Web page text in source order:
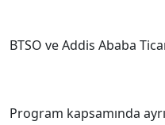
BTSO ve Addis Ababa
Program kapsamında